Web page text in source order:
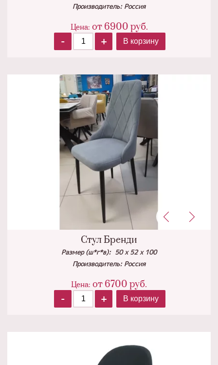
Производитель: Россия
Цена: от 6900 руб.
-
+ В корзину
Стул Бренди
Размер (ш*г*в): 50 х 52 х 100
Производитель: Россия
Цена: от 6700 руб.
-
+ В корзину